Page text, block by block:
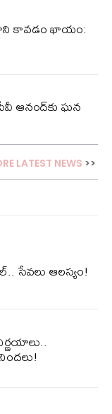
కావడం ఖాయం:
ఆనంద్‌కు ఘన
LATEST NEWS >>
సేవలు ఆలస్యం!